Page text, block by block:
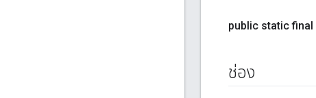
public static final
ช่อง